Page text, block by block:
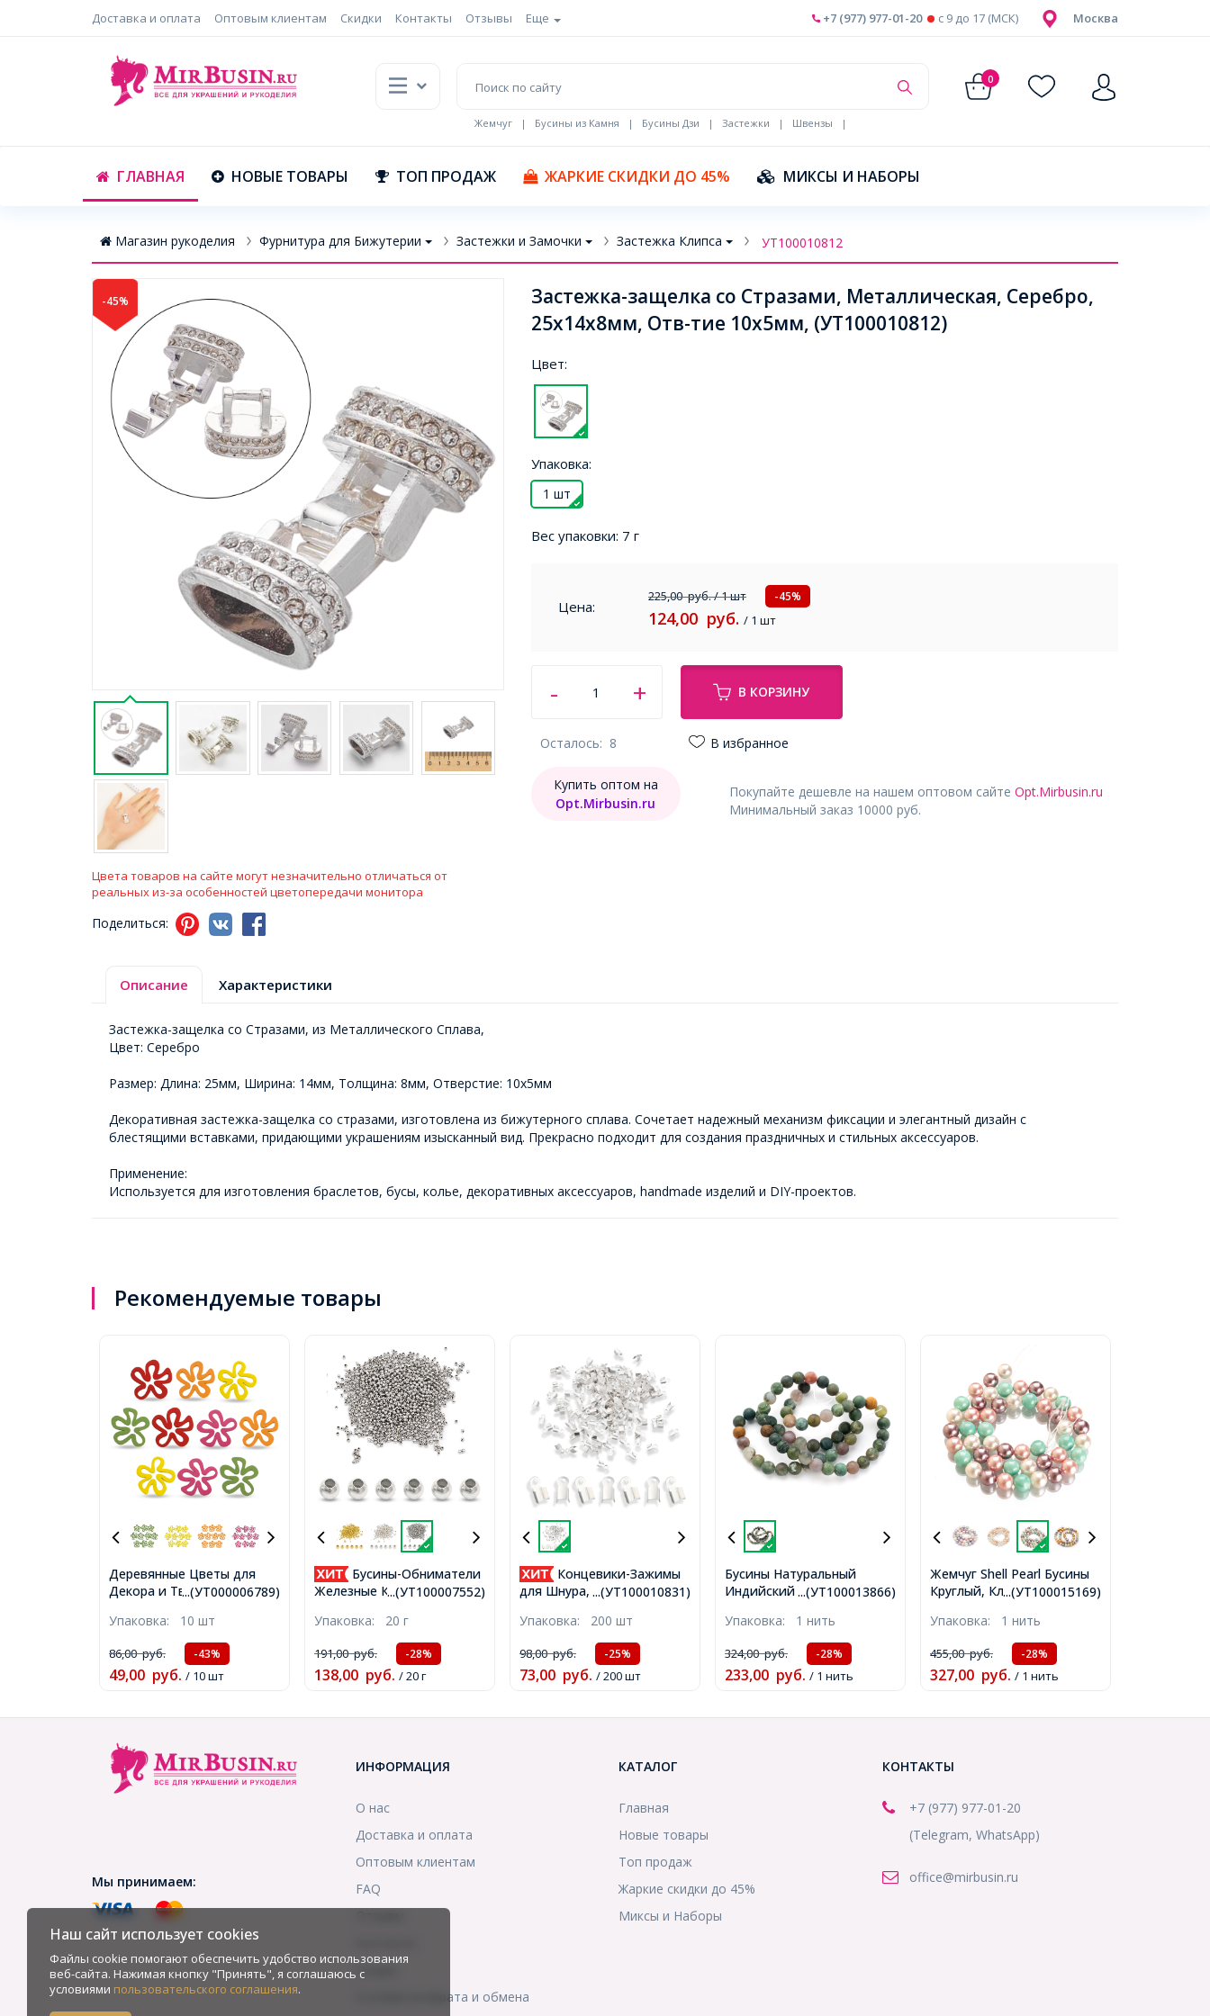
Доставка и оплата Оптовым клиентам Скидки Контакты Отзывы Еще Москва
+7 (977) 977-01-20 c 9 до 17 (МСК)
0
Жемчуг | Бусины из Камня | Бусины Дзи | Застежки | Швензы
|
ГЛАВНАЯ НОВЫЕ ТОВАРЫ ТОП ПРОДАЖ ЖАРКИЕ СКИДКИ ДО 45% МИКСЫ И НАБОРЫ
Магазин рукоделия Фурнитура для Бижутерии Застежки и Замочки Застежка Клипса УТ100010812
-45%
Цвета товаров на сайте могут незначительно отличаться от
реальных из-за особенностей цветопередачи монитора
Поделиться:
Застежка-защелка со Стразами, Металлическая, Серебро,
25х14х8мм, Отв-тие 10х5мм, (УТ100010812)
Цвет:
Упаковка:
1 шт
Вес упаковки: 7 г
Цена:
225,00руб./ 1 шт -45%
124,00 руб. / 1 шт
В КОРЗИНУ
Осталось: 8 В избранное
Покупайте дешевле на нашем оптовом сайте Opt.Mirbusin.ru
Минимальный заказ 10000 руб.
Купить оптом на
Opt.Mirbusin.ru
Описание Характеристики
Застежка-защелка со Стразами, из Металлического Сплава,
Цвет: Серебро
Размер: Длина: 25мм, Ширина: 14мм, Толщина: 8мм, Отверстие: 10х5мм
Декоративная застежка-защелка со стразами, изготовлена из бижутерного сплава. Сочетает надежный механизм фиксации и элегантный дизайн с
блестящими вставками, придающими украшениям изысканный вид. Прекрасно подходит для создания праздничных и стильных аксессуаров.
Применение:
Используется для изготовления браслетов, бусы, колье, декоративных аксессуаров, handmade изделий и DIY-проектов.
Рекомендуемые товары
...(УТ000006789)
Деревянные Цветы для
Декора и Творчества,
(УТ000006789)
Упаковка: 10 шт
86,00руб. -43%
49,00 руб. / 10 шт
...(УТ100007552)
Бусины-Обниматели
Железные Круглые,
Отверстие 1мм, около
1050шт/20г, (УТ100007552)
Упаковка: 20 г
191,00руб. -28%
138,00 руб. / 20 г
...(УТ100010831)
Концевики-Зажимы
для Шнура, Железо,
Отверстие 1.2мм,
(УТ100010831)
Упаковка: 200 шт
98,00руб. -25%
73,00 руб. / 200 шт
...(УТ100013866)
Бусины Натуральный
Индийский Агат Матовые
1мм, около 55шт/38см/
нить, (УТ100013866)
Упаковка: 1 нить
324,00руб. -28%
233,00 руб. / 1 нить
...(УТ100015169)
Жемчуг Shell Pearl Бусины
Круглый, Класс А, Микс,
около 50шт/40см/нить,
(УТ100015169)
Упаковка: 1 нить
455,00руб. -28%
327,00 руб. / 1 нить
Мы принимаем:
ИНФОРМАЦИЯ
О нас
Доставка и оплата
Оптовым клиентам
FAQ
Скидки
Условия возврата и обмена
КАТАЛОГ
Главная
Новые товары
Топ продаж
Жаркие скидки до 45%
Миксы и Наборы
КОНТАКТЫ
+7 (977) 977-01-20
(Telegram, WhatsApp)
office@mirbusin.ru
Наш сайт использует cookies
Файлы cookie помогают обеспечить удобство использования
веб-сайта. Нажимая кнопку "Принять", я соглашаюсь с
условиями пользовательского соглашения.